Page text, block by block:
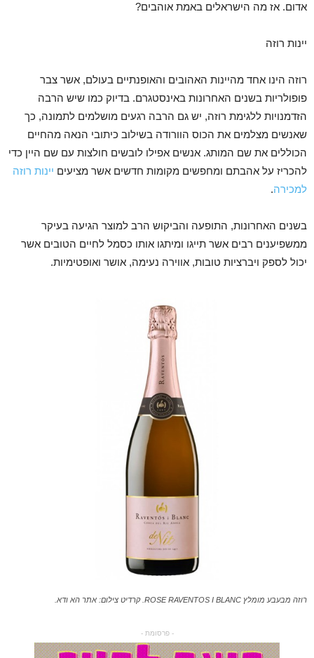
אדום. אז מה הישראלים באמת אוהבים?
יינות רוזה
רוזה הינו אחד מהיינות האהובים והאופנתיים בעולם, אשר צבר
פופולריות בשנים האחרונות באינסטגרם. בדיוק כמו שיש הרבה
הזדמנויות ללגימת רוזה, יש גם הרבה רגעים מושלמים לתמונה, כך
שאנשים מצלמים את הכוס הוורודה בשילוב כיתובי הנאה מהחיים
הכוללים את שם המותג. אנשים אפילו לובשים חולצות עם שם היין כדי
להכריז על אהבתם ומחפשים מקומות חדשים אשר מציעים יינות רוזה
למכירה.
בשנים האחרונות, התופעה והביקוש הרב למוצר הגיעה בעיקר
ממשפיענים רבים אשר תייגו ומיתגו אותו כסמל לחיים הטובים אשר
יכול לספק ויברציות טובות, אווירה נעימה, אושר ואופטימיות.
רוזה מבעבע מומלץ ROSE RAVENTOS I BLANC. קרדיט צילום: אתר הא ודא.
- פרסומת -